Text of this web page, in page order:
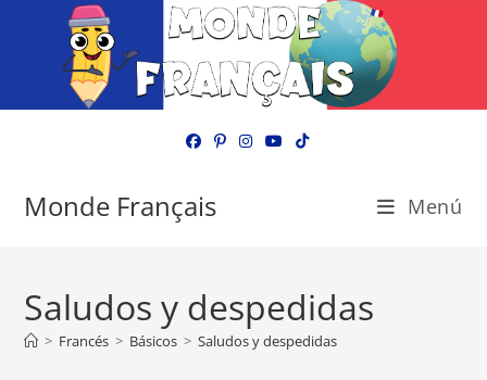
Monde Français Menú
Saludos y despedidas
> Francés > Básicos > Saludos y despedidas